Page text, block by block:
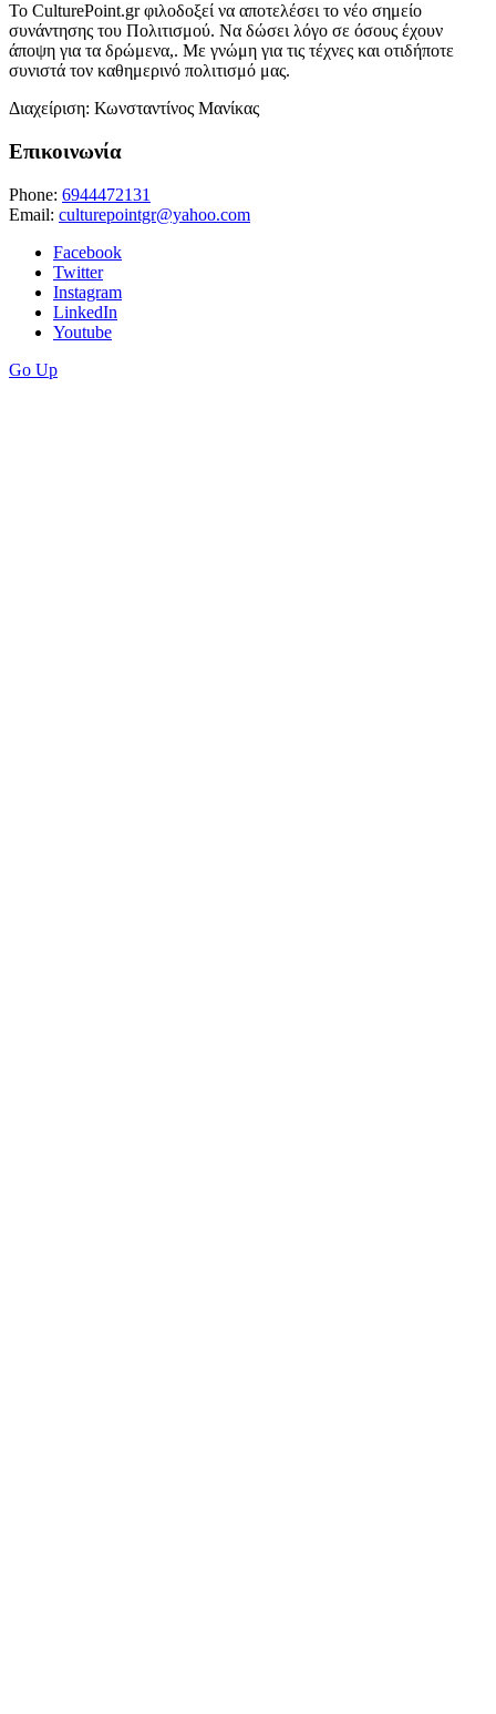
Το CulturePoint.gr φιλοδοξεί να αποτελέσει το νέο σημείο
συνάντησης του Πολιτισμού. Να δώσει λόγο σε όσους έχουν
άποψη για τα δρώμενα,. Με γνώμη για τις τέχνες και οτιδήποτε
συνιστά τον καθημερινό πολιτισμό μας.
Διαχείριση: Κωνσταντίνος Μανίκας
Επικοινωνία
Phone: 6944472131
Email: culturepointgr@yahoo.com
Facebook
Twitter
Instagram
LinkedIn
Youtube
Go Up